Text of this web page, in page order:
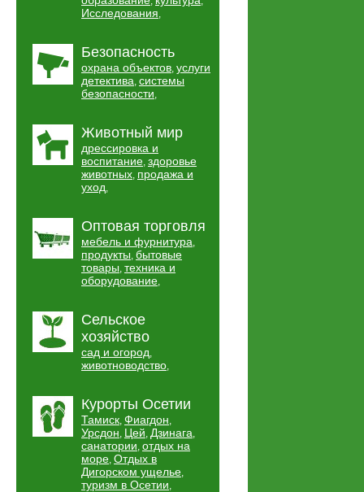
Исследования,
Безопасность
охрана объектов, услуги
детектива, системы
безопасности,
Животный мир
дрессировка и
воспитание, здоровье
животных, продажа и
уход,
Оптовая торговля
мебель и фурнитура,
продукты, бытовые
товары, техника и
оборудование,
Сельское
хозяйство
сад и огород,
животноводство,
Курорты Осетии
Тамиск, Фиагдон,
Урсдон, Цей, Дзинага,
санатории, отдых на
море, Отдых в
Дигорском ущелье,
туризм в Осетии,